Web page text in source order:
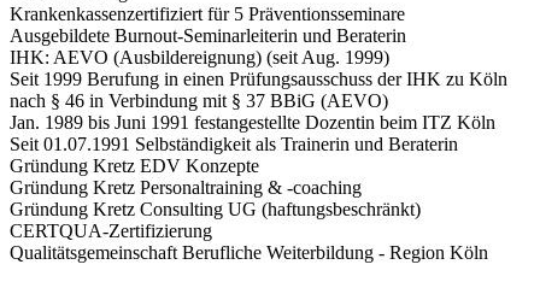
Krankenkassenzertifiziert für 5 Präventionsseminare
Ausgebildete Burnout-Seminarleiterin und Beraterin
IHK: AEVO (Ausbildereignung) (seit Aug. 1999)
Seit 1999 Berufung in einen Prüfungsausschuss der IHK zu Köln
nach § 46 in Verbindung mit § 37 BBiG (AEVO)
Jan. 1989 bis Juni 1991 festangestellte Dozentin beim ITZ Köln
Seit 01.07.1991 Selbständigkeit als Trainerin und Beraterin
Gründung Kretz EDV Konzepte
Gründung Kretz Personaltraining & -coaching
Gründung Kretz Consulting UG (haftungsbeschränkt)
CERTQUA-Zertifizierung
Qualitätsgemeinschaft Berufliche Weiterbildung - Region Köln